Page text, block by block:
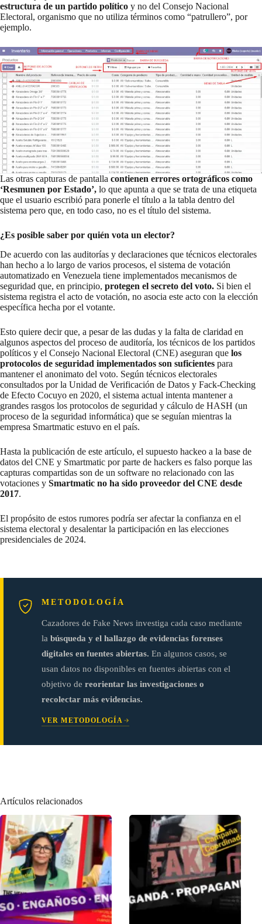
estructura de un partido político y no del Consejo Nacional
Electoral, organismo que no utiliza términos como “patrullero”, por
ejemplo.
Las otras capturas de pantalla contienen errores ortográficos como
‘Resmunen por Estado’, lo que apunta a que se trata de una etiqueta
que el usuario escribió para ponerle el título a la tabla dentro del
sistema pero que, en todo caso, no es el título del sistema.
¿Es posible saber por quién vota un elector?
De acuerdo con las auditorías y declaraciones que técnicos electorales
han hecho a lo largo de varios procesos, el sistema de votación
automatizado en Venezuela tiene implementados mecanismos de
seguridad que, en principio, protegen el secreto del voto. Si bien el
sistema registra el acto de votación, no asocia este acto con la elección
específica hecha por el votante.
Esto quiere decir que, a pesar de las dudas y la falta de claridad en
algunos aspectos del proceso de auditoría, los técnicos de los partidos
políticos y el Consejo Nacional Electoral (CNE) aseguran que los
protocolos de seguridad implementados son suficientes para
mantener el anonimato del voto. Según técnicos electorales
consultados por la Unidad de Verificación de Datos y Fack-Checking
de Efecto Cocuyo en 2020, el sistema actual intenta mantener a
grandes rasgos los protocolos de seguridad y cálculo de HASH (un
proceso de la seguridad informática) que se seguían mientras la
empresa Smartmatic estuvo en el país.
Hasta la publicación de este artículo, el supuesto hackeo a la base de
datos del CNE y Smartmatic por parte de hackers es falso porque las
capturas compartidas son de un software no relacionado con las
votaciones y Smartmatic no ha sido proveedor del CNE desde
2017.
El propósito de estos rumores podría ser afectar la confianza en el
sistema electoral y desalentar la participación en las elecciones
presidenciales de 2024.
METODOLOGÍA
Cazadores de Fake News investiga cada caso mediante
la búsqueda y el hallazgo de evidencias forenses
digitales en fuentes abiertas. En algunos casos, se
usan datos no disponibles en fuentes abiertas con el
objetivo de reorientar las investigaciones o
recolectar más evidencias.
VER METODOLOGÍA
Artículos relacionados